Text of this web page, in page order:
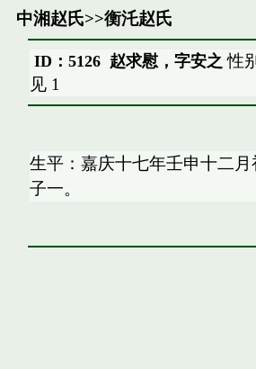
中湘赵氏>>衡汑赵氏
ID：5126 赵求慰，字安之 性
见 1
生平：嘉庆十七年壬申十二
子一。